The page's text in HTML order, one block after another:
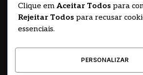
Clique em Aceitar Todos para
Rejeitar Todos para recusar
essenciais.
PERSONALIZAR